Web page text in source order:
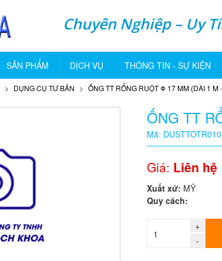
Chuyên Nghiệp – Uy
SẢN PHẨM DỊCH VỤ THÔNG TIN - SỰ KIỆN
DỤNG CỤ TƯ BẢN ỐNG TT RỔNG RUỘT Φ 17 MM (DÀI 1 M
ỐNG TT
Mã: DUSTTOTR010
Giá: Liên hệ
Xuất xứ: MỸ
Quy cách:
+
-